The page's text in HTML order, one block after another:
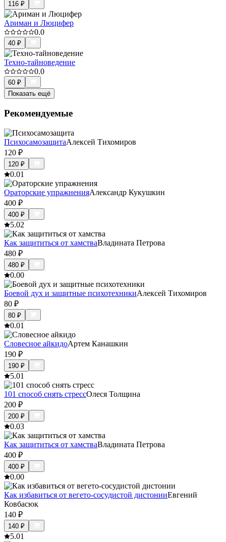
116 ₽
Ариман и Люцифер
0.0
40 ₽
Техно-тайноведение
0.0
60 ₽
Показать ещё
Рекомендуемые
ПсихосамозащитаАлексей Тихомиров
120 ₽
120 ₽
0.01
Ораторские упражненияАлександр Кукушкин
400 ₽
400 ₽
5.02
Как защититься от хамстваВладината Петрова
480 ₽
480 ₽
0.00
Боевой дух и защитные психотехникиАлексей Тихомиров
80 ₽
80 ₽
0.01
Словесное айкидоАртем Канашкин
190 ₽
190 ₽
5.01
101 способ снять стрессОлеся Толщина
200 ₽
200 ₽
0.03
Как защититься от хамстваВладината Петрова
400 ₽
400 ₽
0.00
Как избавиться от вегето-сосудистой дистонииЕвгений
Ковбасюк
140 ₽
140 ₽
5.01